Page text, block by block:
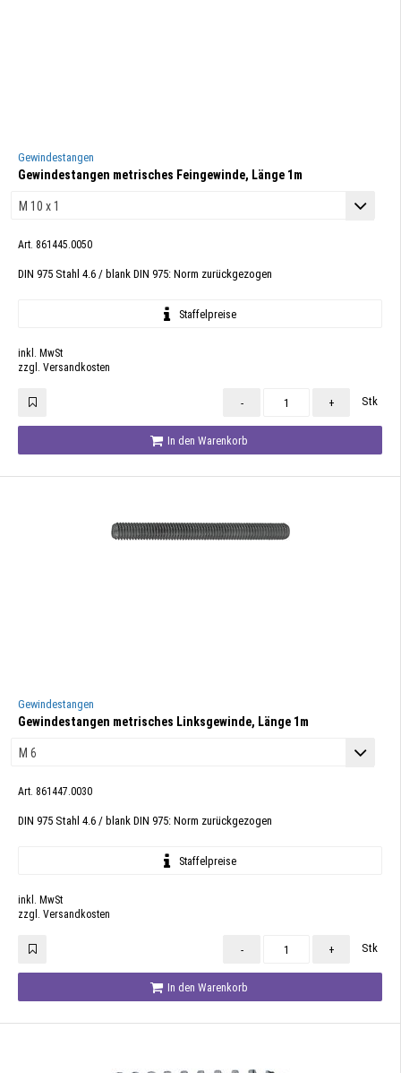
Gewindestangen
Gewindestangen metrisches Feingewinde, Länge 1m
Art. 861445.0050
DIN 975 Stahl 4.6 / blank DIN 975: Norm zurückgezogen
Staffelpreise
inkl. MwSt
zzgl. Versandkosten
- + Stk
In den Warenkorb
Gewindestangen
Gewindestangen metrisches Linksgewinde, Länge 1m
Art. 861447.0030
DIN 975 Stahl 4.6 / blank DIN 975: Norm zurückgezogen
Staffelpreise
inkl. MwSt
zzgl. Versandkosten
- + Stk
In den Warenkorb